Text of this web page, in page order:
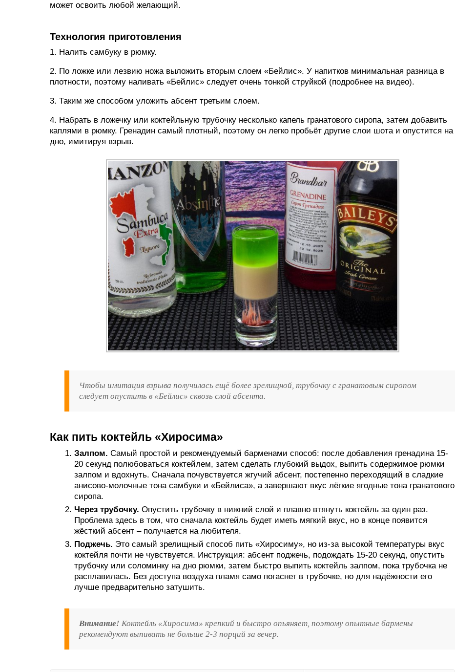
может освоить любой желающий.
Технология приготовления
1. Налить самбуку в рюмку.
2. По ложке или лезвию ножа выложить вторым слоем «Бейлис». У напитков минимальная разница в
плотности, поэтому наливать «Бейлис» следует очень тонкой струйкой (подробнее на видео).
3. Таким же способом уложить абсент третьим слоем.
4. Набрать в ложечку или коктейльную трубочку несколько капель гранатового сиропа, затем добавить
каплями в рюмку. Гренадин самый плотный, поэтому он легко пробьёт другие слои шота и опустится на
дно, имитируя взрыв.
Чтобы имитация взрыва получилась ещё более зрелищной, трубочку с гранатовым сиропом
следует опустить в «Бейлис» сквозь слой абсента.
Как пить коктейль «Хиросима»
Залпом. Самый простой и рекомендуемый барменами способ: после добавления гренадина 15-
20 секунд полюбоваться коктейлем, затем сделать глубокий выдох, выпить содержимое рюмки
залпом и вдохнуть. Сначала почувствуется жгучий абсент, постепенно переходящий в сладкие
анисово-молочные тона самбуки и «Бейлиса», а завершают вкус лёгкие ягодные тона гранатового
сиропа.
Через трубочку. Опустить трубочку в нижний слой и плавно втянуть коктейль за один раз.
Проблема здесь в том, что сначала коктейль будет иметь мягкий вкус, но в конце появится
жёсткий абсент – получается на любителя.
Поджечь. Это самый зрелищный способ пить «Хиросиму», но из-за высокой температуры вкус
коктейля почти не чувствуется. Инструкция: абсент поджечь, подождать 15-20 секунд, опустить
трубочку или соломинку на дно рюмки, затем быстро выпить коктейль залпом, пока трубочка не
расплавилась. Без доступа воздуха пламя само погаснет в трубочке, но для надёжности его
лучше предварительно затушить.
Внимание! Коктейль «Хиросима» крепкий и быстро опьяняет, поэтому опытные бармены
рекомендуют выпивать не больше 2-3 порций за вечер.